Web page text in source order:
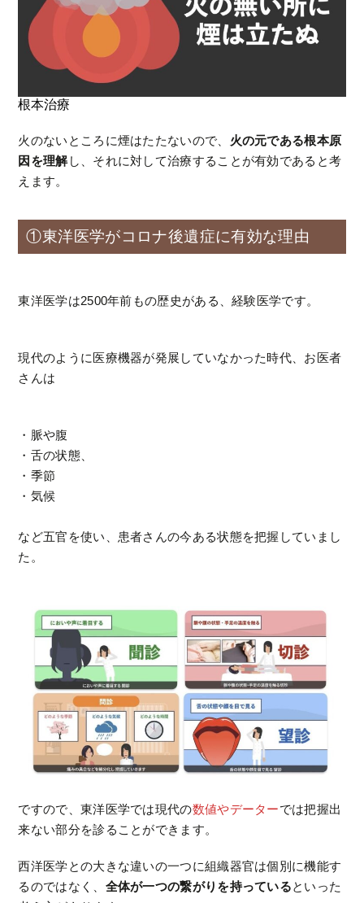
根本治療
火のないところに煙はたたないので、 火の元である根本原
因を理解し、それに対して治療することが有効であると考
えます。
①東洋医学がコロナ後遺症に有効な理由
東洋医学は2500年前もの歴史がある、経験医学です。
現代のように医療機器が発展していなかった時代、お医者
さんは
・脈や腹
・舌の状態、
・季節
・気候
など五官を使い、患者さんの今ある状態を把握していまし
た。
ですので、東洋医学では現代の数値やデーターでは把握出
来ない部分を診ることができます。
西洋医学との大きな違いの一つに組織器官は個別に機能す
るのではなく、 全体が一つの繋がりを持っているといった